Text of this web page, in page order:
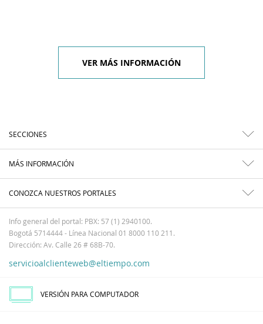
VER MÁS INFORMACIÓN
SECCIONES
MÁS INFORMACIÓN
CONOZCA NUESTROS PORTALES
Info general del portal: PBX: 57 (1) 2940100.
Bogotá 5714444 - Línea Nacional 01 8000 110 211.
Dirección: Av. Calle 26 # 68B-70.
servicioalclienteweb@eltiempo.com
VERSIÓN PARA COMPUTADOR